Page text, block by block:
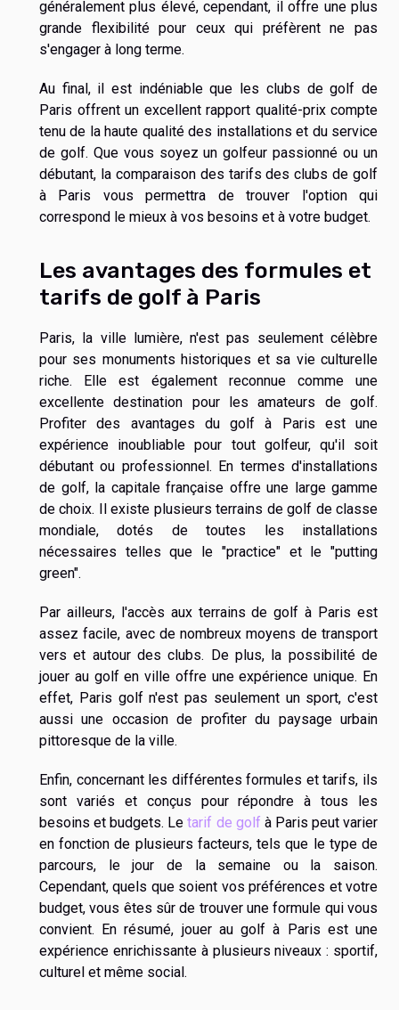
généralement plus élevé, cependant, il offre une plus
grande flexibilité pour ceux qui préfèrent ne pas
s'engager à long terme.
Au final, il est indéniable que les clubs de golf de
Paris offrent un excellent rapport qualité-prix compte
tenu de la haute qualité des installations et du service
de golf. Que vous soyez un golfeur passionné ou un
débutant, la comparaison des tarifs des clubs de golf
à Paris vous permettra de trouver l'option qui
correspond le mieux à vos besoins et à votre budget.
Les avantages des formules et
tarifs de golf à Paris
Paris, la ville lumière, n'est pas seulement célèbre
pour ses monuments historiques et sa vie culturelle
riche. Elle est également reconnue comme une
excellente destination pour les amateurs de golf.
Profiter des avantages du golf à Paris est une
expérience inoubliable pour tout golfeur, qu'il soit
débutant ou professionnel. En termes d'installations
de golf, la capitale française offre une large gamme
de choix. Il existe plusieurs terrains de golf de classe
mondiale, dotés de toutes les installations
nécessaires telles que le "practice" et le "putting
green".
Par ailleurs, l'accès aux terrains de golf à Paris est
assez facile, avec de nombreux moyens de transport
vers et autour des clubs. De plus, la possibilité de
jouer au golf en ville offre une expérience unique. En
effet, Paris golf n'est pas seulement un sport, c'est
aussi une occasion de profiter du paysage urbain
pittoresque de la ville.
Enfin, concernant les différentes formules et tarifs, ils
sont variés et conçus pour répondre à tous les
besoins et budgets. Letarif de golf à Paris peut varier
en fonction de plusieurs facteurs, tels que le type de
parcours, le jour de la semaine ou la saison.
Cependant, quels que soient vos préférences et votre
budget, vous êtes sûr de trouver une formule qui vous
convient. En résumé, jouer au golf à Paris est une
expérience enrichissante à plusieurs niveaux : sportif,
culturel et même social.